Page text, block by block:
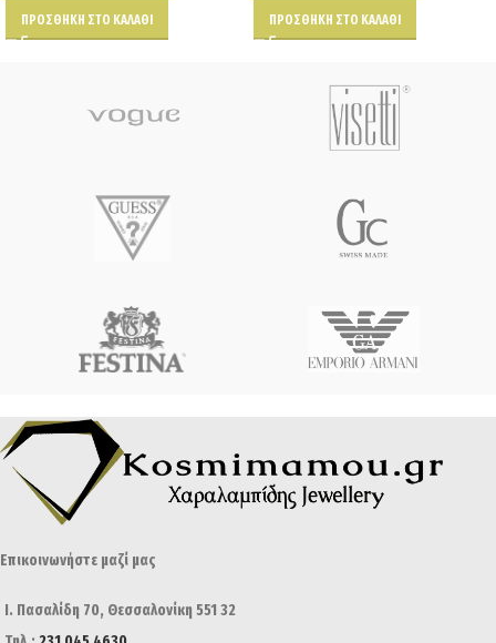
ΠΡΟΣΘΉΚΗ ΣΤΟ ΚΑΛΆΘΙ ΠΡΟΣΘΉΚΗ ΣΤΟ ΚΑΛΆΘΙ
Επικοινωνήστε μαζί μας
Ι. Πασαλίδη 70, Θεσσαλονίκη 551 32